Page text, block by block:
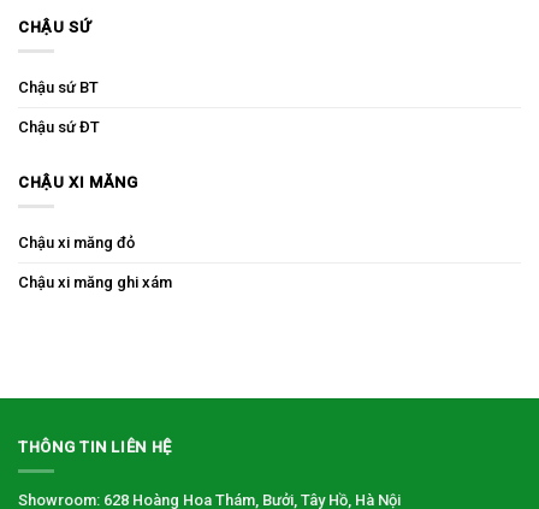
CHẬU SỨ
Chậu sứ BT
Chậu sứ ĐT
CHẬU XI MĂNG
Chậu xi măng đỏ
Chậu xi măng ghi xám
THÔNG TIN LIÊN HỆ
Showroom: 628 Hoàng Hoa Thám, Bưởi, Tây Hồ, Hà Nội